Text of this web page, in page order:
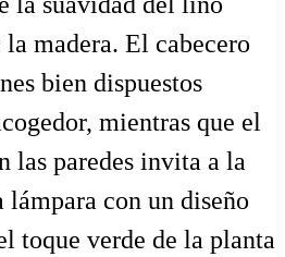
madera. El cabecero
bien dispuestos
mientras que el
las paredes invita a la
con un diseño
toque verde de la planta